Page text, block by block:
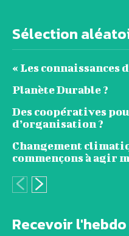
Sélection
« Les connaissances
Planète Durable ?
Des coopératives
d’organisation ?
Changement
commençons à agir
Recevoir l'hebdo